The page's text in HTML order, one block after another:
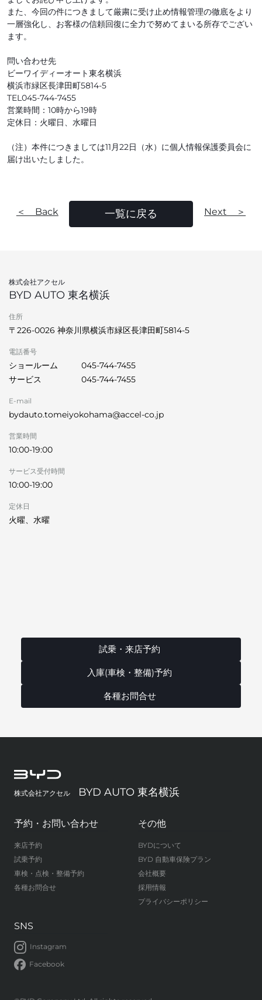
また、今回の件につきまして厳粛に受け止め情報管理の徹底をより
一層強化し、お客様の信頼回復に全力で努めてまいる所存でござい
ます。
問い合わせ先
ビーワイディーオート東名横浜
横浜市緑区長津田町5814-5
TEL045-744-7455
営業時間：10時から19時
定休日：火曜日、水曜日
（注）本件につきましては11月22日（水）に個人情報保護委員会に
届け出いたしました。
＜ Back 一覧に戻る Next ＞
株式会社アクセル
BYD AUTO 東名横浜
住所
〒226-0026 神奈川県横浜市緑区長津田町5814-5
電話番号
ショールーム
045-744-7455
サービス
045-744-7455
E-mail
bydauto.tomeiyokohama@accel-co.jp
営業時間
10:00-19:00
サービス受付時間
10:00-19:00
定休日
火曜、水曜
試乗・来店予約
入庫(車検・整備)予約
各種お問合せ
株式会社アクセル BYD AUTO 東名横浜
予約・お問い合わせ
来店予約
試乗予約
車検・点検・整備予約
各種お問合せ
その他
BYDについて
BYD 自動車保険プラン
会社概要
採用情報
プライバシーポリシー
SNS
Instagram
Facebook